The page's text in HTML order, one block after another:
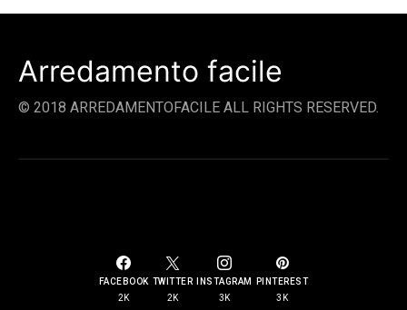
Arredamento facile
© 2018 ARREDAMENTOFACILE ALL RIGHTS RESERVED.
FACEBOOK
2K
TWITTER
2K
INSTAGRAM
3K
PINTEREST
3K